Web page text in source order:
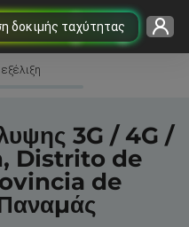
δοκιμής ταχύτητας
3G / 4G /
Distrito de
de